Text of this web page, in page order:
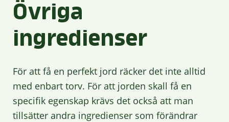
Övriga
ingredienser
För att få en perfekt jord räcker det inte alltid
med enbart torv. För att jorden skall få en
specifik egenskap krävs det också att man
tillsätter andra ingredienser som förändrar